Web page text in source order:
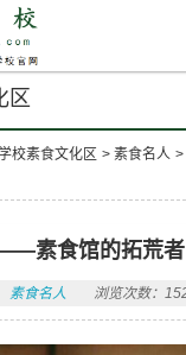
区
校素食文化区 >素食名人
素食馆的拓荒者
素食名人 浏览次数：